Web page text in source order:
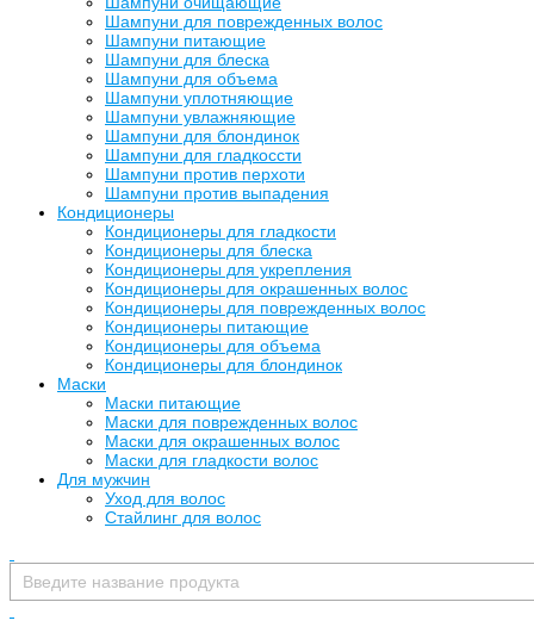
Шампуни для поврежденных волос
Шампуни питающие
Шампуни для блеска
Шампуни для объема
Шампуни уплотняющие
Шампуни увлажняющие
Шампуни для блондинок
Шампуни для гладкоссти
Шампуни против перхоти
Шампуни против выпадения
Кондиционеры
Кондиционеры для гладкости
Кондиционеры для блеска
Кондиционеры для укрепления
Кондиционеры для окрашенных волос
Кондиционеры для поврежденных волос
Кондиционеры питающие
Кондиционеры для объема
Кондиционеры для блондинок
Маски
Маски питающие
Маски для поврежденных волос
Маски для окрашенных волос
Маски для гладкости волос
Для мужчин
Уход для волос
Стайлинг для волос